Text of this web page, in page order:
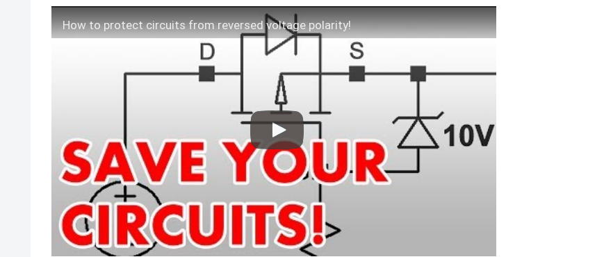
How to protect circuits from reversed voltage polarity!